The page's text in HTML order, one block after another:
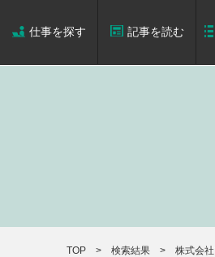
仕事を探す 記事を読む
TOP 検索結果 株式会